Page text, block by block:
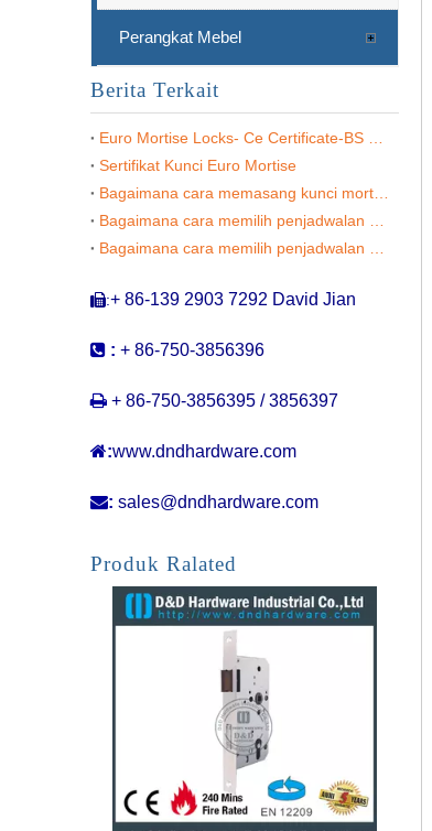
Perangkat Mebel
Berita Terkait
Sertifikat Kunci Euro Mortise
:+ 86-139 2903 7292 David Jian
 : + 86-750-3856396
 + 86-750-3856395 / 3856397
:www.dndhardware.com
: sales@dndhardware.com
Produk Ralated